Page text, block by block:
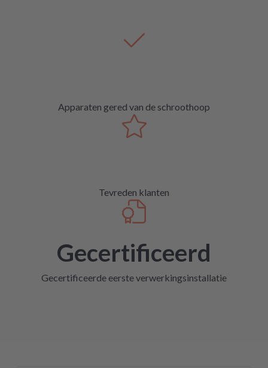
Apparaten gered van de schroothoop
Tevreden klanten
Gecertificeerd
Gecertificeerde eerste verwerkingsinstallatie